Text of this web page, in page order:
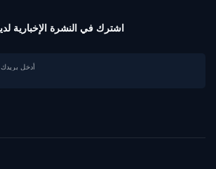
اشترك في النشرة الإخبارية